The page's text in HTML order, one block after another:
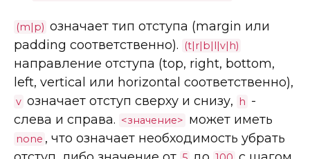
(m|p) означает тип отступа (margin или
padding соответственно).
(t|r|b|l|v|h)
направление отступа (top, right, bottom,
left, vertical или horizontal соответственно),
v означает отступ сверху и снизу, h -
слева и справа. <значение> может иметь
none , что означает необходимость убрать